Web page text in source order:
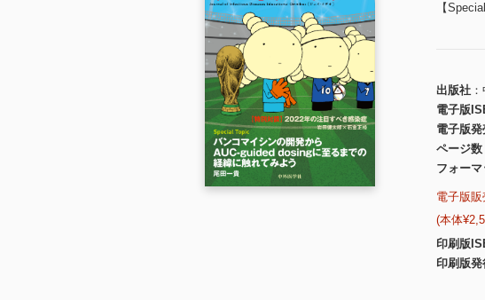
【
出版社
電子版
電子版発
ページ数
フォーマ
電子版販
(本体
印刷版
印刷版発